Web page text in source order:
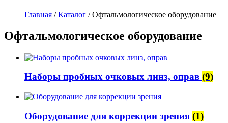
Главная /Каталог / Офтальмологическое оборудование
Офтальмологическое оборудование
Наборы пробных очковых линз, оправ (9)
Оборудование для коррекции зрения (1)